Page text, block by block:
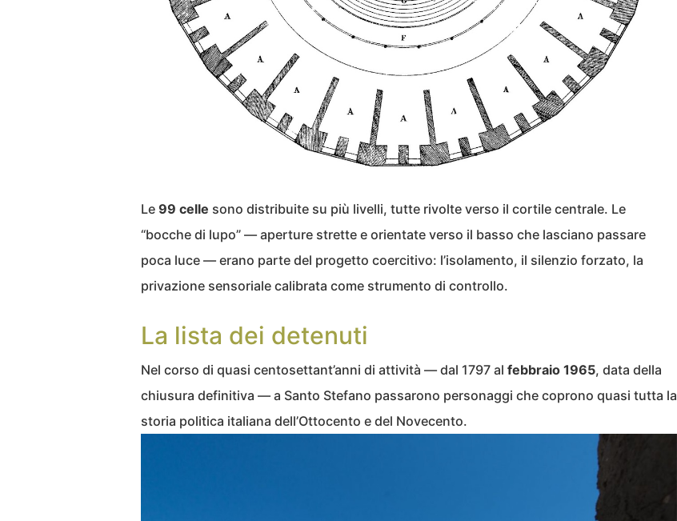
Le 99 celle sono distribuite su più livelli, tutte rivolte verso il cortile centrale. Le
“bocche di lupo” — aperture strette e orientate verso il basso che lasciano passare
poca luce — erano parte del progetto coercitivo: l’isolamento, il silenzio forzato, la
privazione sensoriale calibrata come strumento di controllo.
La lista dei detenuti
Nel corso di quasi centosettant’anni di attività — dal 1797 al febbraio 1965, data della
chiusura definitiva — a Santo Stefano passarono personaggi che coprono quasi tutta la
storia politica italiana dell’Ottocento e del Novecento.